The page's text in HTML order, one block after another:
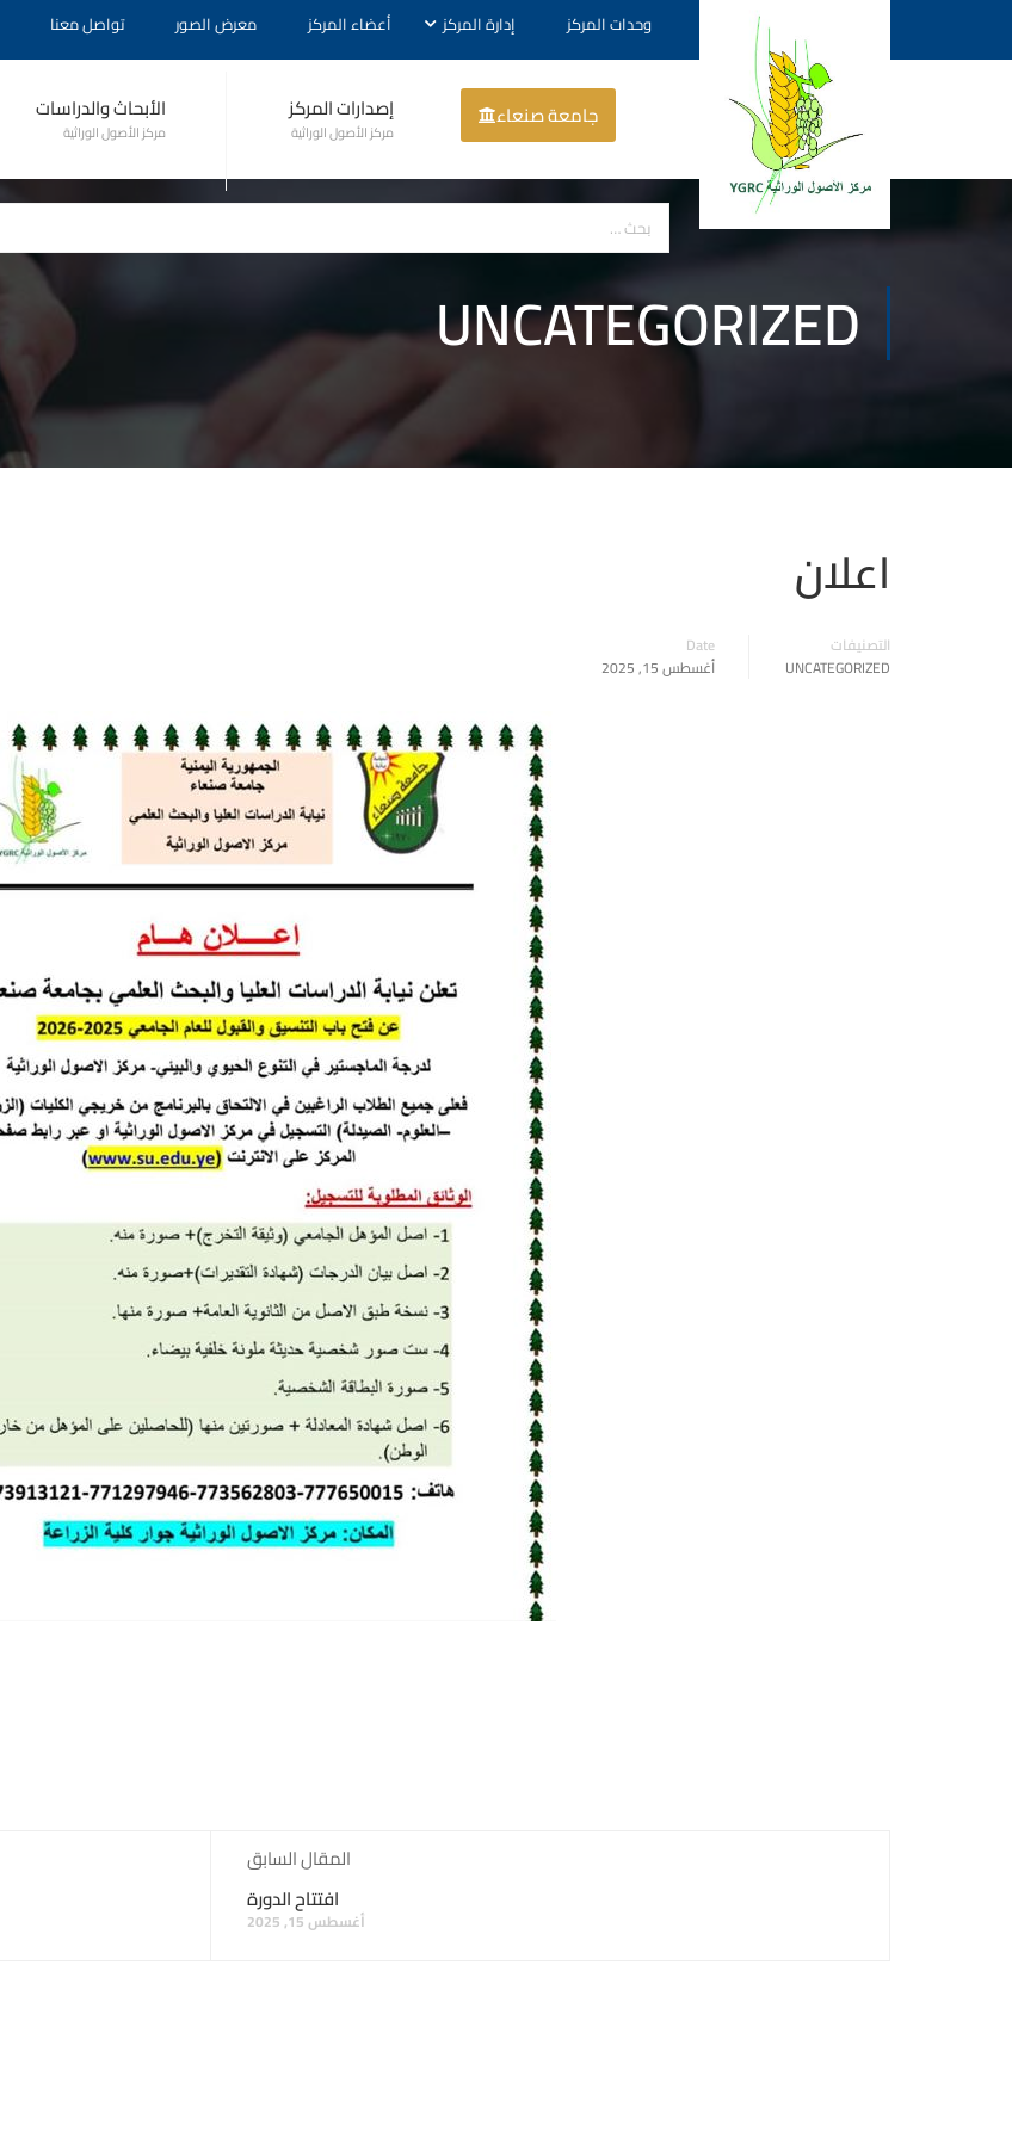
وحدات المركز إدارة المركز أعضاء المركز معرض الصور تواصل معنا
جامعة صنعاء إصدارات المركز
مركز الأصول الوراثية
الأبحاث والدراسات
مركز الأصول الوراثية
UNCATEGORIZED
اعلان
التصنيفات
UNCATEGORIZED
Date
أغسطس 15, 2025
المقال السابق
افتتاح الدورة
أغسطس 15, 2025